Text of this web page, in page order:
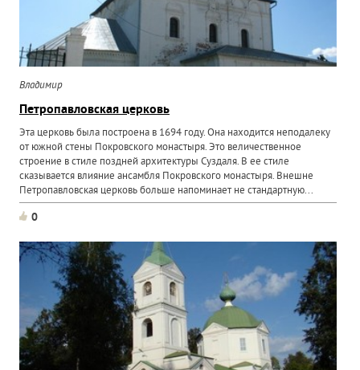
Владимир
Петропавловская церковь
Эта церковь была построена в 1694 году. Она находится неподалеку
от южной стены Покровского монастыря. Это величественное
строение в стиле поздней архитектуры Суздаля. В ее стиле
сказывается влияние ансамбля Покровского монастыря. Внешне
Петропавловская церковь больше напоминает не стандартную...
0